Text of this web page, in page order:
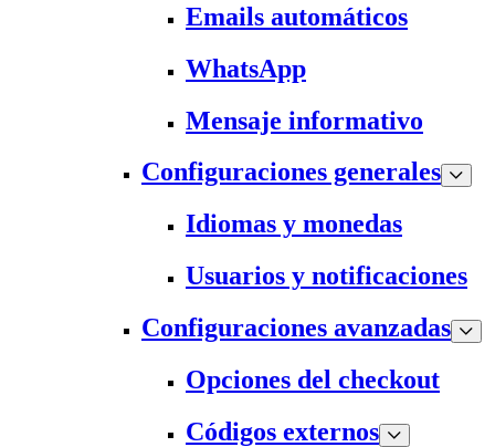
Emails automáticos
WhatsApp
Mensaje informativo
Configuraciones generales
Idiomas y monedas
Usuarios y notificaciones
Configuraciones avanzadas
Opciones del checkout
Códigos externos